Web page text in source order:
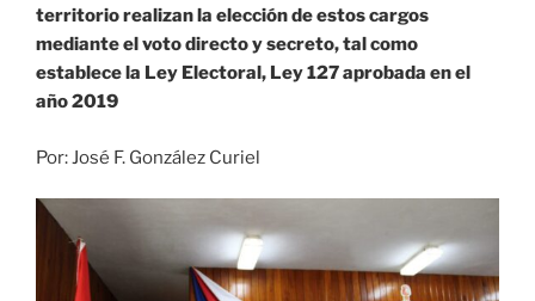
territorio realizan la elección de estos cargos
mediante el voto directo y secreto, tal como
establece la Ley Electoral, Ley 127 aprobada en el
año 2019
Por: José F. González Curiel